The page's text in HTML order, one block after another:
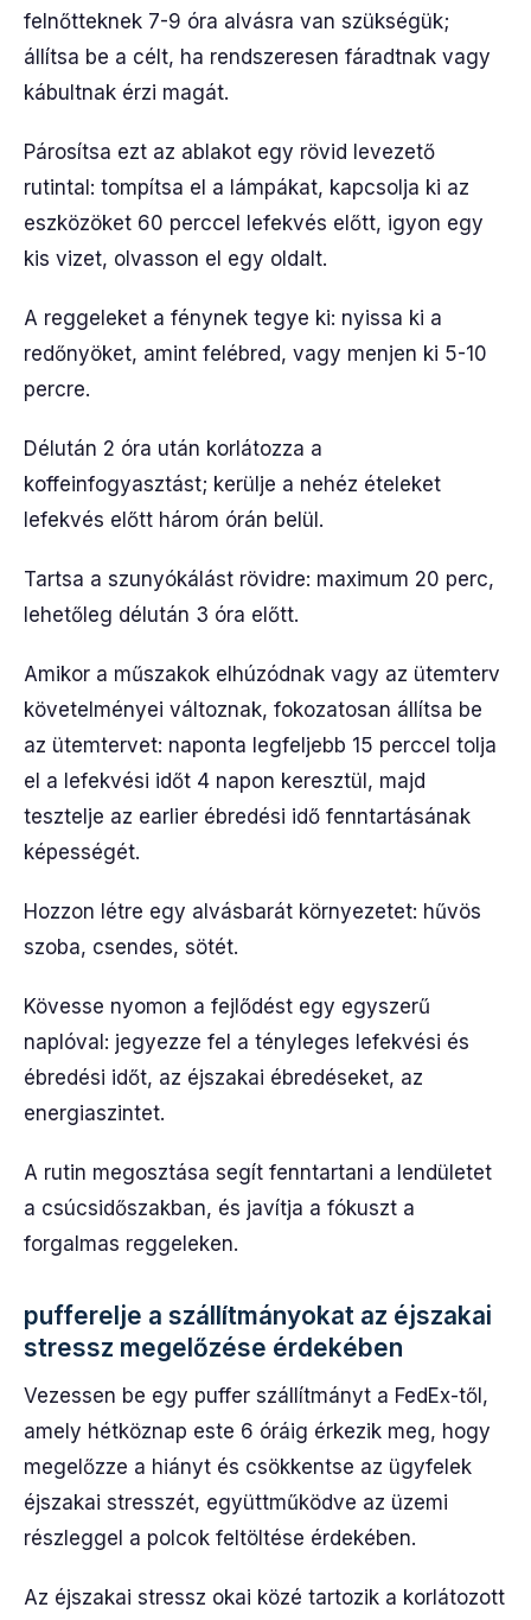
felnőtteknek 7-9 óra alvásra van szükségük;
állítsa be a célt, ha rendszeresen fáradtnak vagy
kábultnak érzi magát.
Párosítsa ezt az ablakot egy rövid levezető
rutintal: tompítsa el a lámpákat, kapcsolja ki az
eszközöket 60 perccel lefekvés előtt, igyon egy
kis vizet, olvasson el egy oldalt.
A reggeleket a fénynek tegye ki: nyissa ki a
redőnyöket, amint felébred, vagy menjen ki 5-10
percre.
Délután 2 óra után korlátozza a
koffeinfogyasztást; kerülje a nehéz ételeket
lefekvés előtt három órán belül.
Tartsa a szunyókálást rövidre: maximum 20 perc,
lehetőleg délután 3 óra előtt.
Amikor a műszakok elhúzódnak vagy az ütemterv
követelményei változnak, fokozatosan állítsa be
az ütemtervet: naponta legfeljebb 15 perccel tolja
el a lefekvési időt 4 napon keresztül, majd
tesztelje az earlier ébredési idő fenntartásának
képességét.
Hozzon létre egy alvásbarát környezetet: hűvös
szoba, csendes, sötét.
Kövesse nyomon a fejlődést egy egyszerű
naplóval: jegyezze fel a tényleges lefekvési és
ébredési időt, az éjszakai ébredéseket, az
energiaszintet.
A rutin megosztása segít fenntartani a lendületet
a csúcsidőszakban, és javítja a fókuszt a
forgalmas reggeleken.
pufferelje a szállítmányokat az éjszakai
stressz megelőzése érdekében
Vezessen be egy puffer szállítmányt a FedEx-től,
amely hétköznap este 6 óráig érkezik meg, hogy
megelőzze a hiányt és csökkentse az ügyfelek
éjszakai stresszét, együttműködve az üzemi
részleggel a polcok feltöltése érdekében.
Az éjszakai stressz okai közé tartozik a korlátozott